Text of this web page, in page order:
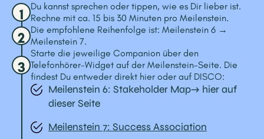
1
Du kannst sprechen oder tippen, wie es Dir lieber ist.
Rechne mit ca. 15 bis 30 Minuten pro Meilenstein.
2 Die empfohlene Reihenfolge ist: Meilenstein 6 →
Meilenstein 7.
3
Starte die jeweilige Companion über den
Telefonhörer-Widget auf der Meilenstein-Seite. Die
findest Du entweder direkt hier oder auf DISCO:
Meilenstein 6: Stakeholder Map→ hier auf
dieser Seite
Meilenstein 7: Success Association